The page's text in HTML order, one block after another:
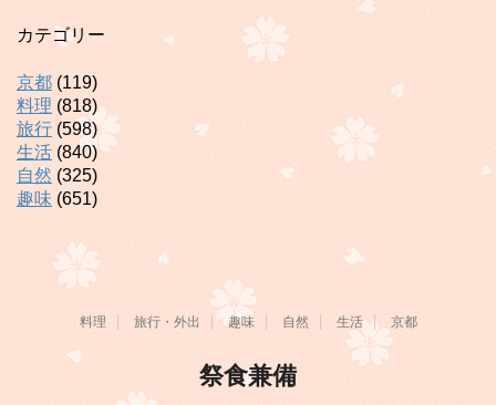
カテゴリー
京都 (119)
料理 (818)
旅行 (598)
生活 (840)
自然 (325)
趣味 (651)
料理 旅行・外出 趣味 自然 生活 京都
祭食兼備